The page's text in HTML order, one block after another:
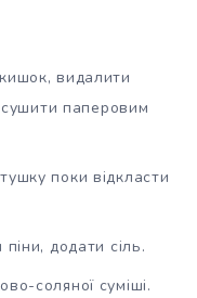
видалити
паперовим
поки відкласти
додати сіль.
соляної суміші.